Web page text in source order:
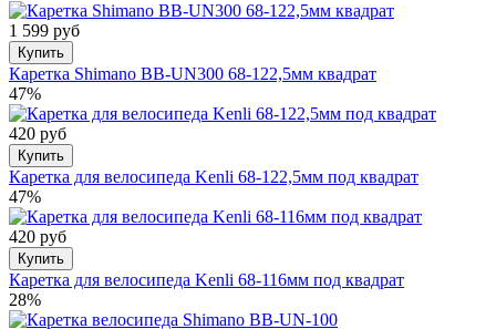
1 599 руб
Купить
Каретка Shimano BB-UN300 68-122,5мм квадрат
47%
420 руб
Купить
Каретка для велосипеда Kenli 68-122,5мм под квадрат
47%
420 руб
Купить
Каретка для велосипеда Kenli 68-116мм под квадрат
28%